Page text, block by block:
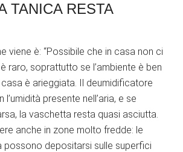
TANICA RESTA
viene è: “Possibile che in casa non ci
raro, soprattutto se l’ambiente è ben
è arieggiata. Il deumidificatore
presente nell’aria, e se
la vaschetta resta quasi asciutta.
anche in zone molto fredde: le
possono depositarsi sulle superfici